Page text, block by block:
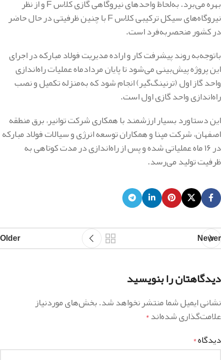
بهره می‌برد. به‌لحاظ واحدهای نیروگاهی گازی کلاس و از نظر
نیروگاه‌های سیکل ترکیبی کلاس با چنین ظرفیتی در حال حاضر
در کشور منحصربه‌فرد است.
باتوجه‌به روند پیشرفت کار و اراده مدیریت فولاد مبارکه در اجرای
این پروژه پیش‌بینی می‌شود تا پایان مردادماه عملیات راه‌اندازی
واحد گاز اول (ترنینگ‌گیر) انجام شود که به‌منزله تکمیل و نصب
راه‌اندازی واحد گازی اول است.
این دستاورد بسیار ارزشمند با همکاری شرکت توانیر، برق منطقه
اصفهان، شرکت مپنا و همکاران توسعه انرژی و سیالات فولاد مبارکه
در ۱۶ ماه عملیاتی شده و پس از راه‌اندازی در مدت کوتاهی به
ظرفیت تولید می‌رسد.
Newer
Older
دیدگاهتان را بنویسید
نشانی ایمیل شما منتشر نخواهد شد.بخش‌های موردنیاز
علامت‌گذاری شده‌اند*
دیدگاه*